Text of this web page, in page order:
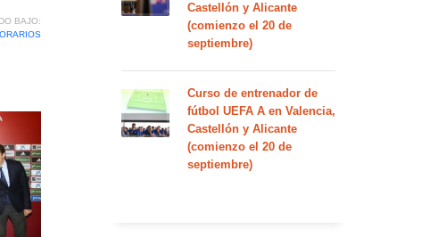
BAJO:
Castellón y Alicante
(comienzo el 20 de
septiembre)
Curso de entrenador de
fútbol UEFA A en Valencia,
Castellón y Alicante
(comienzo el 20 de
septiembre)